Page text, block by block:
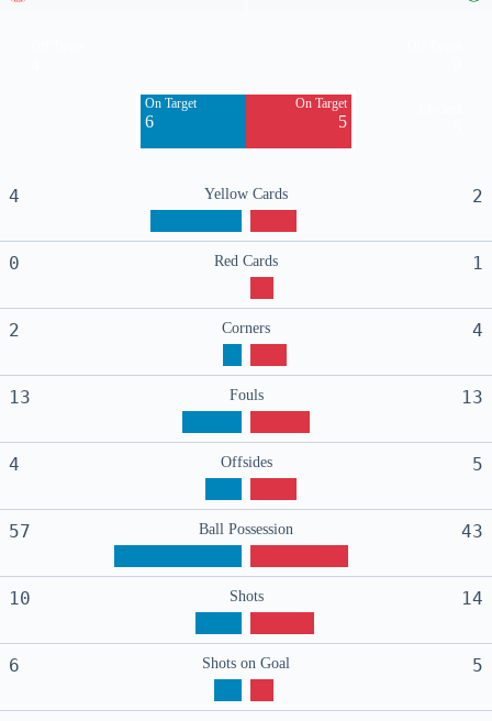
On Target
6
On Target
5
4 Yellow Cards 2
0 Red Cards 1
2 Corners 4
13 Fouls 13
4 Offsides 5
57 Ball Possession 43
10 Shots 14
6 Shots on Goal 5